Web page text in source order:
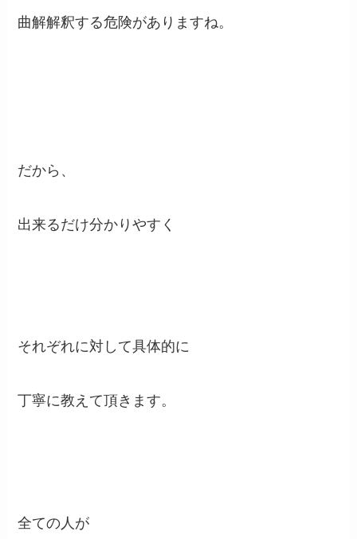
曲解解釈する危険がありますね。
だから、
出来るだけ分かりやすく
それぞれに対して具体的に
丁寧に教えて頂きます。
全ての人が